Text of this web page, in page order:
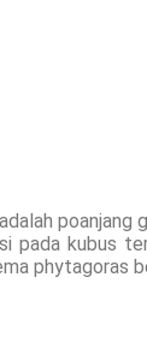
poanjang
pada kubus
phytagoras